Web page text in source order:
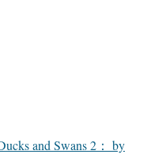
and Swans 2： by